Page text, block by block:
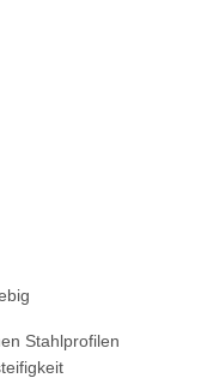
Stahlprofilen